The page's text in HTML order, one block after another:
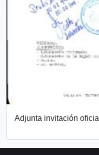
Adjunta invitación oficial